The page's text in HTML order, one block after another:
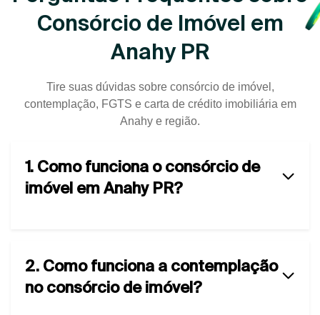
Consórcio de Imóvel em
Anahy PR
Tire suas dúvidas sobre consórcio de imóvel,
contemplação, FGTS e carta de crédito imobiliária em
Anahy e região.
1. Como funciona o consórcio de
imóvel em Anahy PR?
2. Como funciona a contemplação
no consórcio de imóvel?